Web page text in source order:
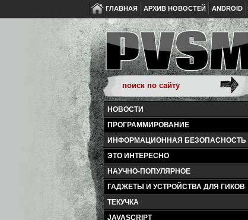
ГЛАВНАЯ АРХИВ НОВОСТЕЙ ANDROID
НОВОСТИ
ПРОГРАММИРОВАНИЕ
ИНФОРМАЦИОННАЯ БЕЗОПАСНОСТЬ
ЭТО ИНТЕРЕСНО
НАУЧНО-ПОПУЛЯРНОЕ
ГАДЖЕТЫ И УСТРОЙСТВА ДЛЯ ГИКОВ
ТЕКУЧКА
JAVASCRIPT